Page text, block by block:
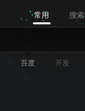
常用 搜索
百度 开发